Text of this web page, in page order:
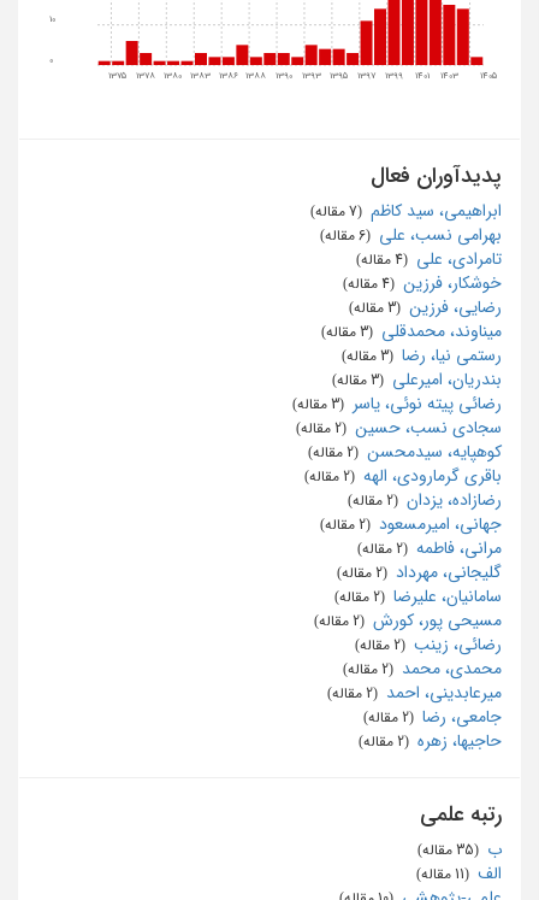
1375 1378 1380 1383 1386 1388 1390 1393 1395 1397 1399 1401 1403 1405
10
پدیدآوران فعال
ابراهیمی، سید کاظم
بهرامی نسب، علی
تامرادی، علی
خوشکار، فرزین
رضایی، فرزین
میناوند، محمدقلی
رستمی نیا، رضا
بندریان، امیرعلی
رضائی پیته نوئی، یاسر
سجادی نسب، حسین
کوهپایه، سیدمحسن
باقری گرمارودی، الهه
رضازاده، یزدان
جهانی، امیرمسعود
مرانی، فاطمه
گلیجانی، مهرداد
سامانیان، علیرضا
مسیحی پور، کورش
رضائی، زینب
محمدی، محمد
میرعابدینی، احمد
جامعی، رضا
حاجیها، زهره
رتبه علمی
ب
الف